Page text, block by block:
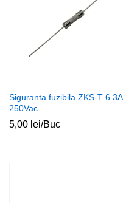
Siguranta fuzibila ZKS-T 6.3A
250Vac
5,00 lei/Buc